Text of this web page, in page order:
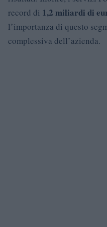
record di 1,2 miliardi di
l’importanza di questo
complessiva dell’azienda.